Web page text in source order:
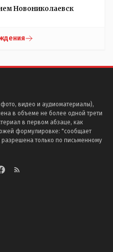
Новониколаевск
видео и аудиоматериалы),
в объеме не более одной трети
в первом абзаце, как
формулировке: "сообщает
только по письменному